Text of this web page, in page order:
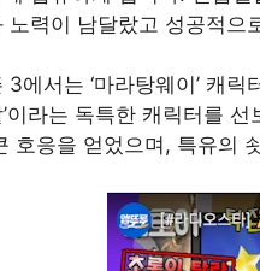
노력이 남달랐고 성공적으
3에서는 ‘마라탕웨이’ 캐
이라는 독특한 캐릭터를
호응을 얻었으며, 특유의